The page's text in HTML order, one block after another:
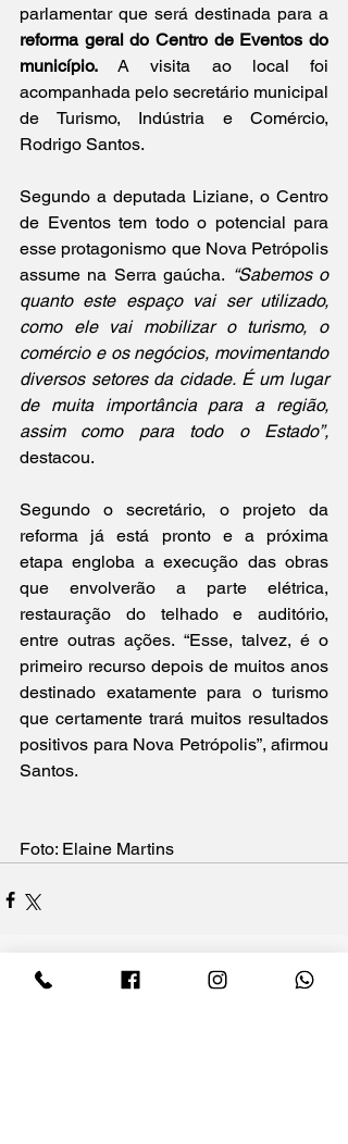
reforma geral do Centro de Eventos do
município. A visita ao local foi
acompanhada pelo secretário municipal
de Turismo, Indústria e Comércio,
Rodrigo Santos.
Segundo a deputada Liziane, o Centro
de Eventos tem todo o potencial para
esse protagonismo que Nova Petrópolis
assume na Serra gaúcha. “Sabemos o
quanto este espaço vai ser utilizado,
como ele vai mobilizar o turismo, o
comércio e os negócios, movimentando
diversos setores da cidade. É um lugar
de muita importância para a região,
destacou.
Segundo o secretário, o projeto da
reforma já está pronto e a próxima
etapa engloba a execução das obras
que envolverão a parte elétrica,
restauração do telhado e auditório,
entre outras ações. “Esse, talvez, é o
primeiro recurso depois de muitos anos
destinado exatamente para o turismo
que certamente trará muitos resultados
positivos para Nova Petrópolis”, afirmou
Santos.
Foto: Elaine Martins
Posts recentes Ver tudo